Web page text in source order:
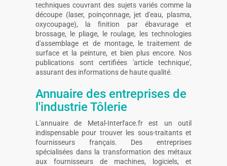
techniques couvrant des sujets variés comme la
découpe (laser, poinçonnage, jet d'eau, plasma,
oxycoupage), la finition par ébavurage et
brossage, le pliage, le roulage, les technologies
d'assemblage et de montage, le traitement de
surface et la peinture, et bien plus encore. Nos
publications sont certifiées 'article technique',
assurant des informations de haute qualité.
Annuaire des entreprises de
l'industrie Tôlerie
L'annuaire de Metal-Interface.fr est un outil
indispensable pour trouver les sous-traitants et
fournisseurs français. Des entreprises
spécialisées dans la transformation des métaux
aux fournisseurs de machines, logiciels, et